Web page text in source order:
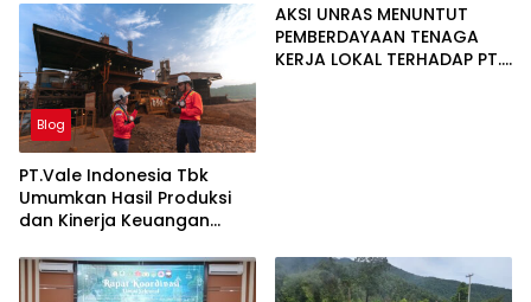
Blog
PT.Vale Indonesia Tbk
Umumkan Hasil Produksi
dan Kinerja Keuangan
AKSI UNRAS MENUNTUT
PEMBERDAYAAN TENAGA
KERJA LOKAL TERHADAP PT.